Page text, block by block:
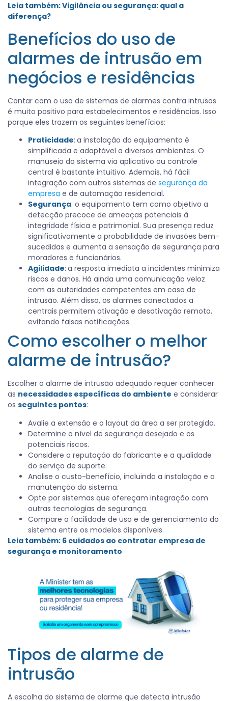
Leia também:Vigilância ou segurança: qual a
diferença?
Benefícios do uso de
alarmes de intrusão em
negócios e residências
Contar com o uso de sistemas de alarmes contra intrusos
é muito positivo para estabelecimentos e residências. Isso
porque eles trazem os seguintes benefícios:
Praticidade: a instalação do equipamento é
simplificada e adaptável a diversos ambientes. O
manuseio do sistema via aplicativo ou controle
central é bastante intuitivo. Ademais, há fácil
integração com outros sistemas de segurança da
empresa e de automação residencial.
Segurança: o equipamento tem como objetivo a
detecção precoce de ameaças potenciais à
integridade física e patrimonial. Sua presença reduz
significativamente a probabilidade de invasões bem-
sucedidas e aumenta a sensação de segurança para
moradores e funcionários.
Agilidade: a resposta imediata a incidentes minimiza
riscos e danos. Há ainda uma comunicação veloz
com as autoridades competentes em caso de
intrusão. Além disso, os alarmes conectados a
centrais permitem ativação e desativação remota,
evitando falsas notificações.
Como escolher o melhor
alarme de intrusão?
Escolher o alarme de intrusão adequado requer conhecer
as necessidades específicas do ambiente e considerar
os seguintes pontos:
Avalie a extensão e o layout da área a ser protegida.
Determine o nível de segurança desejado e os
potenciais riscos.
Considere a reputação do fabricante e a qualidade
do serviço de suporte.
Analise o custo-benefício, incluindo a instalação e a
manutenção do sistema.
Opte por sistemas que ofereçam integração com
outras tecnologias de segurança.
Compare a facilidade de uso e de gerenciamento do
sistema entre os modelos disponíveis.
Leia também: 6 cuidados ao contratar empresa de
segurança e monitoramento
Tipos de alarme de
intrusão
A escolha do sistema de alarme que detecta intrusão